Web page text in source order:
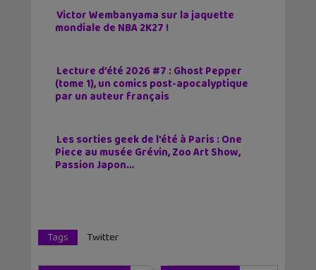
Victor Wembanyama sur la jaquette
mondiale de NBA 2K27 !
Lecture d’été 2026 #7 : Ghost Pepper
(tome 1), un comics post-apocalyptique
par un auteur français
Les sorties geek de l’été à Paris : One
Piece au musée Grévin, Zoo Art Show,
Passion Japon…
Tags Twitter